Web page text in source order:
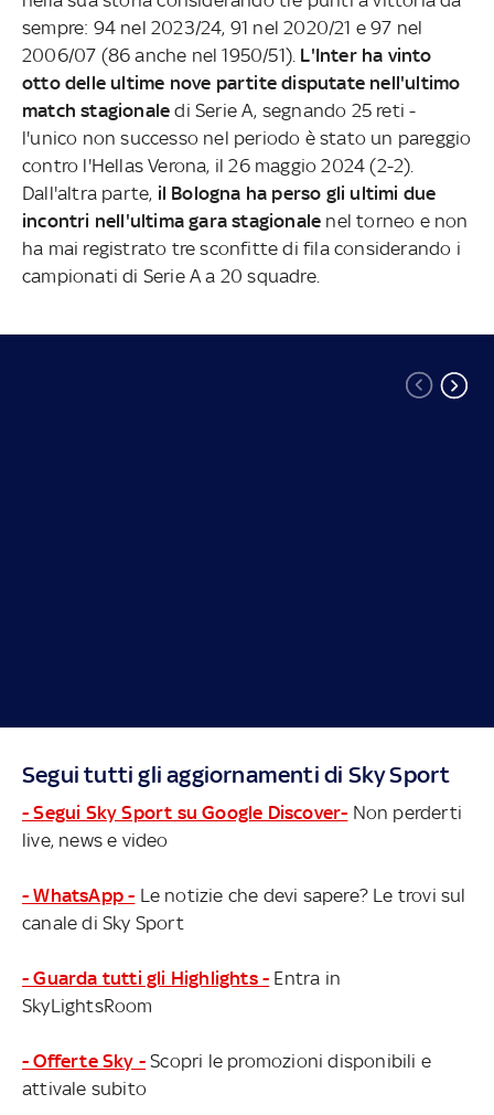
sempre: 94 nel 2023/24, 91 nel 2020/21 e 97 nel
2006/07 (86 anche nel 1950/51). L'Inter ha vinto
otto delle ultime nove partite disputate nell'ultimo
match stagionale di Serie A, segnando 25 reti -
l'unico non successo nel periodo è stato un pareggio
contro l'Hellas Verona, il 26 maggio 2024 (2-2).
Dall'altra parte, il Bologna ha perso gli ultimi due
incontri nell'ultima gara stagionale nel torneo e non
ha mai registrato tre sconfitte di fila considerando i
campionati di Serie A a 20 squadre.
Segui tutti gli aggiornamenti di Sky Sport
- Segui Sky Sport su Google Discover- Non perderti
live, news e video
- WhatsApp - Le notizie che devi sapere? Le trovi sul
canale di Sky Sport
- Guarda tutti gli Highlights - Entra in
SkyLightsRoom
- Offerte Sky - Scopri le promozioni disponibili e
attivale subito